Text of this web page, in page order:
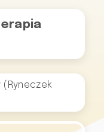
(Ryneczek